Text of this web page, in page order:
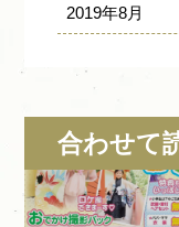
2019年8月
合わせて